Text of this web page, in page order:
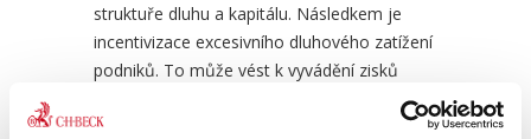
Zákon o dani z přidané
hodnoty. Komentář
struktuře dluhu a kapitálu. Následkem je
incentivizace excesivního dluhového zatížení
podniků. To může vést k vyvádění zisků
podniků ze zemí, kde se odehrává skutečná
podnikatelská aktivita do zemí s nižším